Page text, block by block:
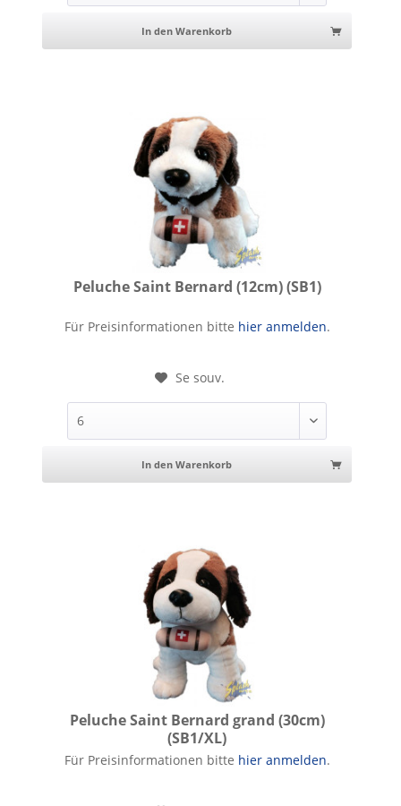
In den Warenkorb
Peluche Saint Bernard (12cm) (SB1)
Peluche Saint Bernard (12cm)
Für Preisinformationen bitte hier anmelden.
Se souv.
In den Warenkorb
Peluche Saint Bernard grand (30cm)
(SB1/XL)
Peluche Saint Bernard grand (30cm)
Für Preisinformationen bitte hier anmelden.